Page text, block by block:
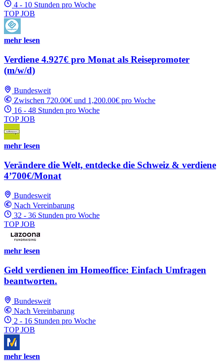
4 - 10 Stunden pro Woche
TOP JOB
mehr lesen
Verdiene 4.927€ pro Monat als Reisepromoter
(m/w/d)
Bundesweit
Zwischen 720.00€ und 1,200.00€ pro Woche
16 - 48 Stunden pro Woche
TOP JOB
mehr lesen
Verändere die Welt, entdecke die Schweiz & verdiene
4’700€/Monat
Bundesweit
Nach Vereinbarung
32 - 36 Stunden pro Woche
TOP JOB
mehr lesen
Geld verdienen im Homeoffice: Einfach Umfragen
beantworten.
Bundesweit
Nach Vereinbarung
2 - 16 Stunden pro Woche
TOP JOB
mehr lesen